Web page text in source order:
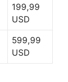
199,99
USD
599,99
USD